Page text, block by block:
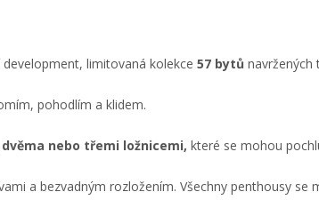
limitovaná kolekce 57 bytů navržených
pohodlím a klidem.
nebo třemi ložnicemi, které se mohou
a bezvadným rozložením. Všechny penthousy se